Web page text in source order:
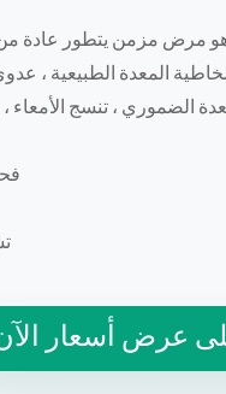
مرض مزمن يتطور عادة من
الضموري ، تنسج
عرض أسعار